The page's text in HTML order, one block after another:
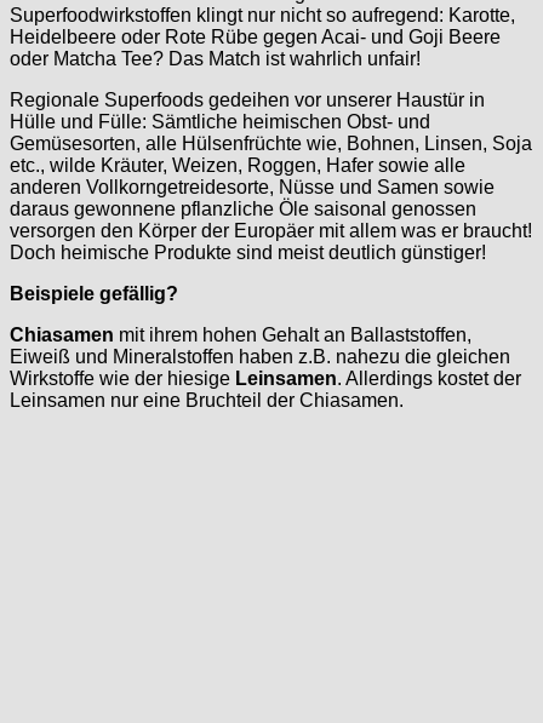
Superfoodwirkstoffen klingt nur nicht so aufregend: Karotte,
Heidelbeere oder Rote Rübe gegen Acai- und Goji Beere
oder Matcha Tee? Das Match ist wahrlich unfair!
Regionale Superfoods gedeihen vor unserer Haustür in
Hülle und Fülle: Sämtliche heimischen Obst- und
Gemüsesorten, alle Hülsenfrüchte wie, Bohnen, Linsen, Soja
etc., wilde Kräuter, Weizen, Roggen, Hafer sowie alle
anderen Vollkorngetreidesorte, Nüsse und Samen sowie
daraus gewonnene pflanzliche Öle saisonal genossen
versorgen den Körper der Europäer mit allem was er braucht!
Doch heimische Produkte sind meist deutlich günstiger!
Beispiele gefällig?
Chiasamen mit ihrem hohen Gehalt an Ballaststoffen,
Eiweiß und Mineralstoffen haben z.B. nahezu die gleichen
Wirkstoffe wie der hiesige Leinsamen. Allerdings kostet der
Leinsamen nur eine Bruchteil der Chiasamen.